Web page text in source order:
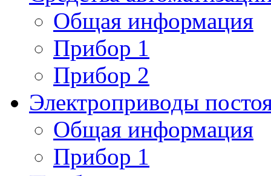
Общая информация
Прибор 1
Прибор 2
Электроприводы
Общая информация
Прибор 1